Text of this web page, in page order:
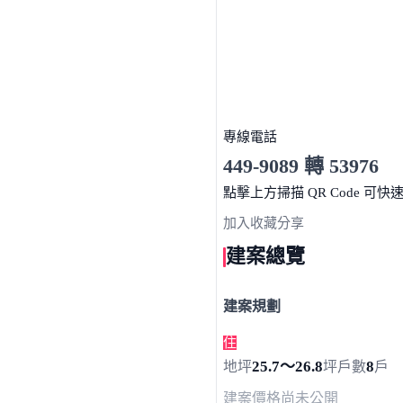
專線電話
449-9089 轉 53976
服務時間 10:00～19:00
點擊上方掃描 QR Code 可快
加入收藏分享
建案總覽
建案規劃
住
地坪25.7～26.8坪戶數8戶
建案價格尚未公開